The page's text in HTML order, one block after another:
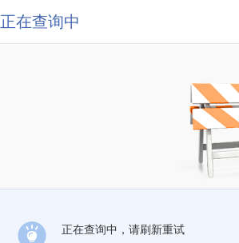
正在查询中
正在查询中，请刷新重试